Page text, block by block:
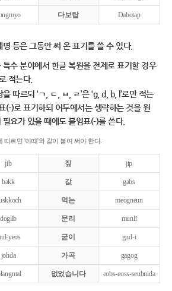
다보탑 Dabotap
등은 그동안 써 온 표기를 쓸 수 있다.
수 분야에서 한글 복원을 전제로 표기할 경우
적는다.
따르되 ‘ㄱ, ㄷ, ㅂ, ㄹ’은 ‘g, d, b, l’로만 적는
(-)로 표기하되 어두에서는 생략하는 것을 원
요가 있을 때에도 붙임표(-)를 쓴다.
따르면 '이때'와 같이 붙여 써야 한다.
jib 짚 jip
bakk 값 gabs
먹는 meogneun
doglib 문리 munli
yeos 굳이 gud-i
johda 가곡 gagog
없었습니다 eobs-eoss-seubnida